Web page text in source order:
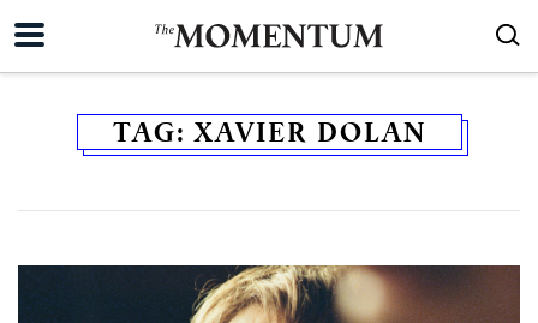
TAG:XAVIER DOLAN